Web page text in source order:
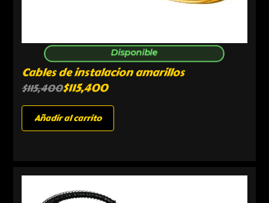
Disponible
Cables de instalacion amarillos
$115,400$115,400
Añadir al carrito